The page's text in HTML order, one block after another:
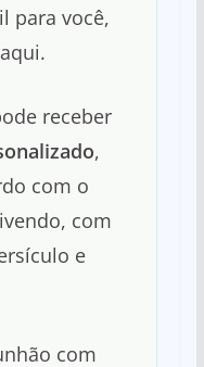
para você,
receber
,
com o
com
e
com